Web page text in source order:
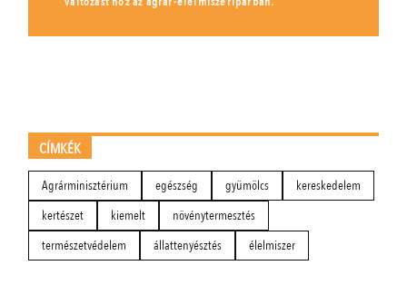
CÍMKÉK
Agrárminisztérium egészség gyümölcs
kereskedelem
kertészet
kiemelt
növénytermesztés
természetvédelem
állattenyésztés élelmiszer